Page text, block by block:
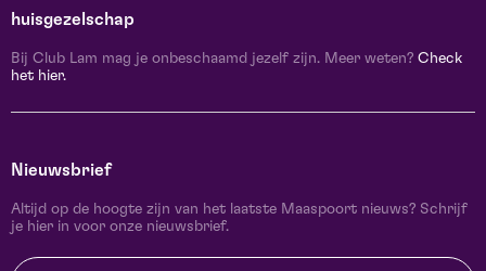
huisgezelschap
Bij Club Lam mag je onbeschaamd jezelf zijn. Meer weten? Check
het hier.
Nieuwsbrief
Altijd op de hoogte zijn van het laatste Maaspoort nieuws? Schrijf
je hier in voor onze nieuwsbrief.